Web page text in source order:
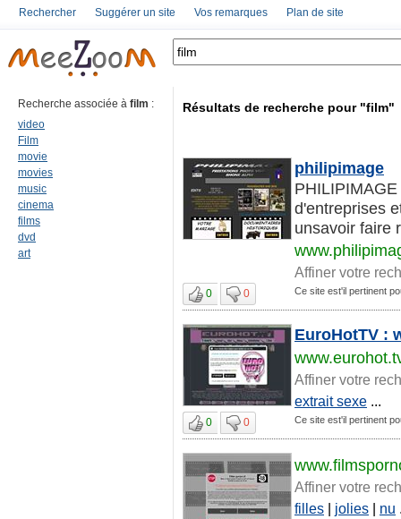
Rechercher Suggérer un site Vos remarques Plan de site
Recherche associée à film :
video
Film
movie
movies
music
cinema
films
dvd
art
Résultats de recherche pour "film"
philipimage
d'entreprises
unsavoir faire
Affiner votre
0 0 Ce site est'il pertinent
EuroHotTV :
Affiner votre
extrait sexe ...
0 0 Ce site est'il pertinent
Affiner votre
filles | jolies | nu